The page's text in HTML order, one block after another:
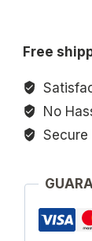
US
WWII
Free
No
Secure